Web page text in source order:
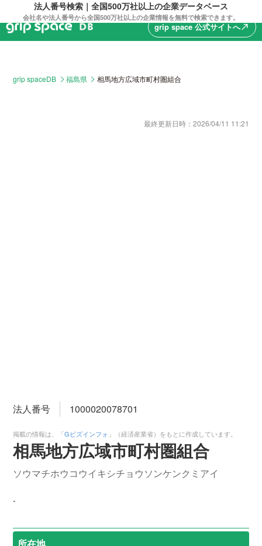
法人番号検索｜全国500万社以上の企業データベース
会社名や法人番号から全国500万社以上の企業情報を無料で検索できます。
grip space 公式サイトへnorth_east
grip spaceDB 福島県 相馬地方広域市町村圏組合
最終更新日時： 2026/04/11 11:21
法人番号 1000020078701
掲載の情報は、「Gビズインフォ 」（経済産業省）をもとに作成しています。
相馬地方広域市町村圏組合
ソウマチホウコウイキシチョウソンケンクミアイ
-
所在地